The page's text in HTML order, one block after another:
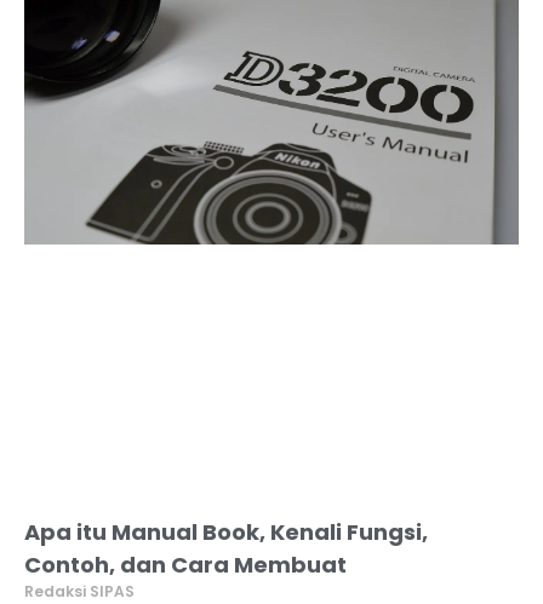
Apa itu Manual Book, Kenali Fungsi,
Contoh, dan Cara Membuat
Redaksi SIPAS